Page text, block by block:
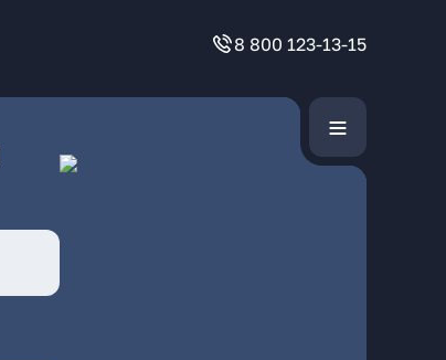
8 800 123-13-15